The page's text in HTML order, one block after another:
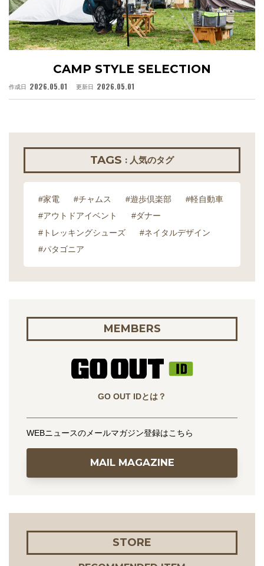
CAMP STYLE SELECTION
作成日 2026.05.01 更新日 2026.05.01
TAGS : 人気のタグ
#家電 #チャムス #遊歩倶楽部
#軽自動車
#アウトドアイベント
#ダナー
#トレッキングシューズ
#ネイタルデザイン
#パタゴニア
MEMBERS
GO OUT IDとは？
WEBニュースのメールマガジン登録はこちら
MAIL MAGAZINE
STORE